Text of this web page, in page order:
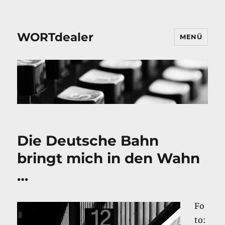
WORTdealer MENÜ
Die Deutsche Bahn
bringt mich in den Wahn
…
Fo
to: